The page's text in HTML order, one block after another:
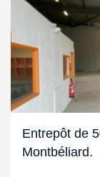
Entrepôt de
Montbéliard.